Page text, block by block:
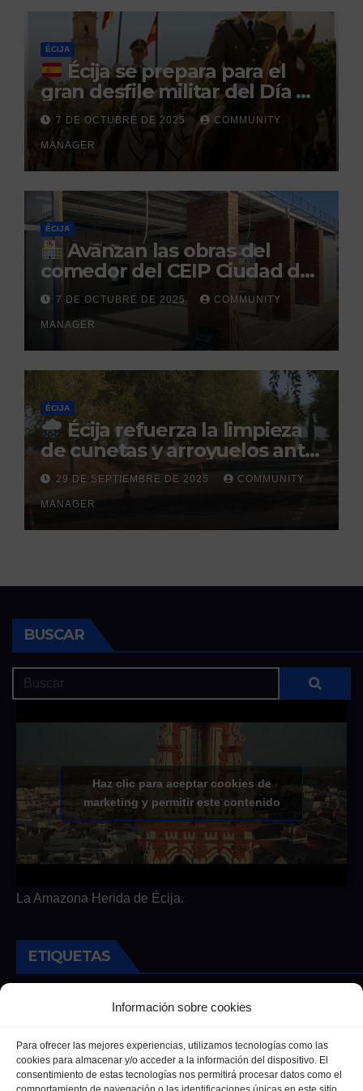
Información sobre cookies
Para ofrecer las mejores experiencias, utilizamos tecnologías como las
cookies para almacenar y/o acceder a la información del dispositivo. El
consentimiento de estas tecnologías nos permitirá procesar datos como el
penitenciario
ÉCIJA
Écija se prepara para el
gran desfile militar del Día de
la Hispanidad organizado por
el Centro Militar de Cría
Caballar
7 DE OCTUBRE DE 2025 COMMUNITY
MANAGER
ÉCIJA
Avanzan las obras del
comedor del CEIP Ciudad del
Sol: su finalización está
prevista para finales de 2025
7 DE OCTUBRE DE 2025 COMMUNITY
MANAGER
ÉCIJA
Écija refuerza la limpieza
de cunetas y arroyuelos ante
la llegada de las lluvias
otoñales
29 DE SEPTIEMBRE DE 2025 COMMUNITY
MANAGER
BUSCAR
Haz clic para aceptar cookies de
marketing y permitir este contenido
La Amazona Herida de Écija.
ETIQUETAS
Andalucía Cultura Deportes